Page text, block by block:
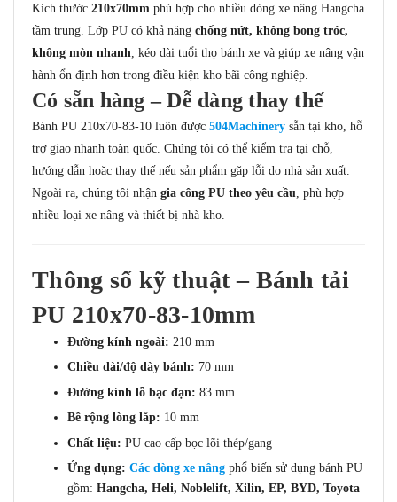
Kích thước 210x70mm phù hợp cho nhiều dòng xe nâng Hangcha
tầm trung. Lớp PU có khả năng chống nứt, không bong tróc,
không mòn nhanh , kéo dài tuổi thọ bánh xe và giúp xe nâng vận
hành ổn định hơn trong điều kiện kho bãi công nghiệp.
Có sẵn hàng – Dễ dàng thay thế
Bánh PU 210x70-83-10 luôn được 504Machinery sẵn tại kho, hỗ
trợ giao nhanh toàn quốc. Chúng tôi có thể kiểm tra tại chỗ,
hướng dẫn hoặc thay thế nếu sản phẩm gặp lỗi do nhà sản xuất.
Ngoài ra, chúng tôi nhận gia công PU theo yêu cầu , phù hợp
nhiều loại xe nâng và thiết bị nhà kho.
Thông số kỹ thuật – Bánh tải
PU 210x70-83-10mm
Đường kính ngoài: 210 mm
Chiều dài/độ dày bánh: 70 mm
Đường kính lỗ bạc đạn: 83 mm
Bề rộng lòng lắp: 10 mm
Chất liệu: PU cao cấp bọc lõi thép/gang
Ứng dụng: Các dòng xe nâng phổ biến sử dụng bánh PU
gồm: Hangcha, Heli, Noblelift, Xilin, EP, BYD, Toyota